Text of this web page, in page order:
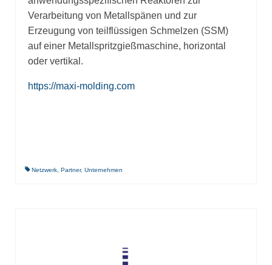
Verarbeitung von Metallspänen und zur
Erzeugung von teilflüssigen Schmelzen (SSM)
auf einer Metallspritzgießmaschine, horizontal
oder vertikal.
https://maxi-molding.com
Netzwerk, Partner, Unternehmen